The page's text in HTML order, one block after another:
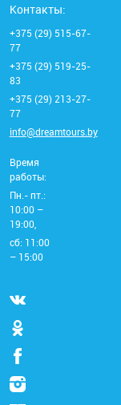
Контакты:
+375 (29) 515-67-
77
+375 (29) 519-25-
83
+375 (29) 213-27-
77
info@dreamtours.by
Время
работы:
Пн.- пт.:
10:00 –
19:00,
сб: 11:00
– 15:00